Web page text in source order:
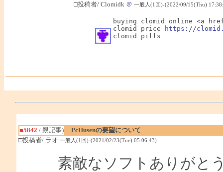
□投稿者/ Clomidk ＠ 一般人(1回)-(2022/09/15(Thu)
buying clomid online <a
clomid price
https://
clomid pills
■5842 / 親記事)
PcHusenの要望について
□投稿者/ ラオ 一般人(1回)-(2021/02/23(Tue) 05:06:43)
素敵なソフトありがと